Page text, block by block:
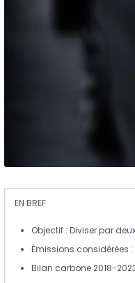
EN BREF
Objectif : Diviser par
Émissions considérées :
Bilan carbone 2018-